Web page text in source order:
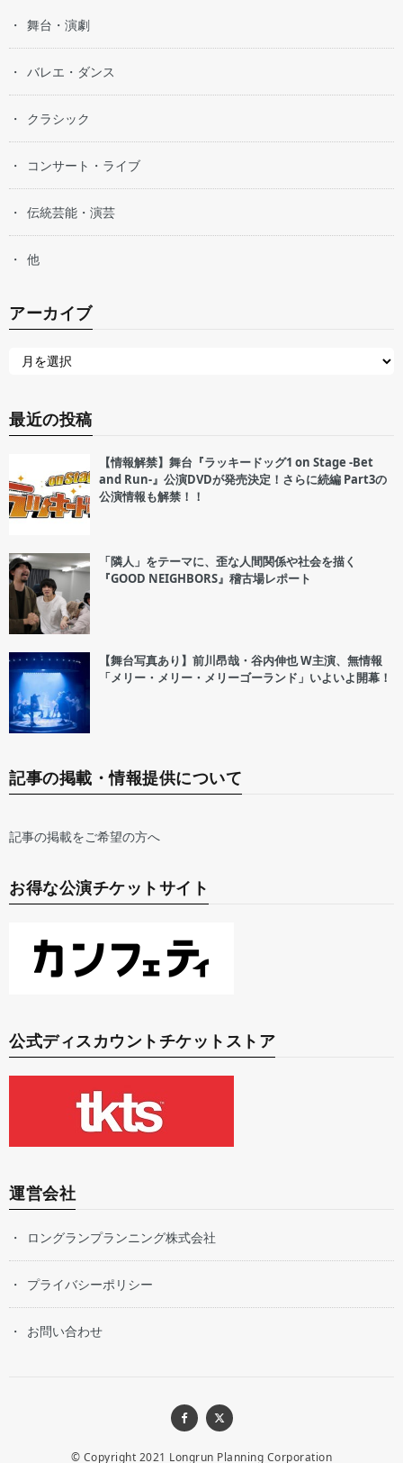
舞台・演劇
バレエ・ダンス
クラシック
コンサート・ライブ
伝統芸能・演芸
他
アーカイブ
最近の投稿
【情報解禁】舞台『ラッキードッグ1 on Stage -Bet
and Run-』公演DVDが発売決定！さらに続編 Part3の
公演情報も解禁！！
「隣人」をテーマに、歪な人間関係や社会を描く
『GOOD NEIGHBORS』稽古場レポート
【舞台写真あり】前川昂哉・谷内伸也 W主演、無情報
「メリー・メリー・メリーゴーランド」いよいよ開幕！
記事の掲載・情報提供について
記事の掲載をご希望の方へ
お得な公演チケットサイト
公式ディスカウントチケットストア
運営会社
ロングランプランニング株式会社
プライバシーポリシー
お問い合わせ
© Copyright 2021 Longrun Planning Corporation